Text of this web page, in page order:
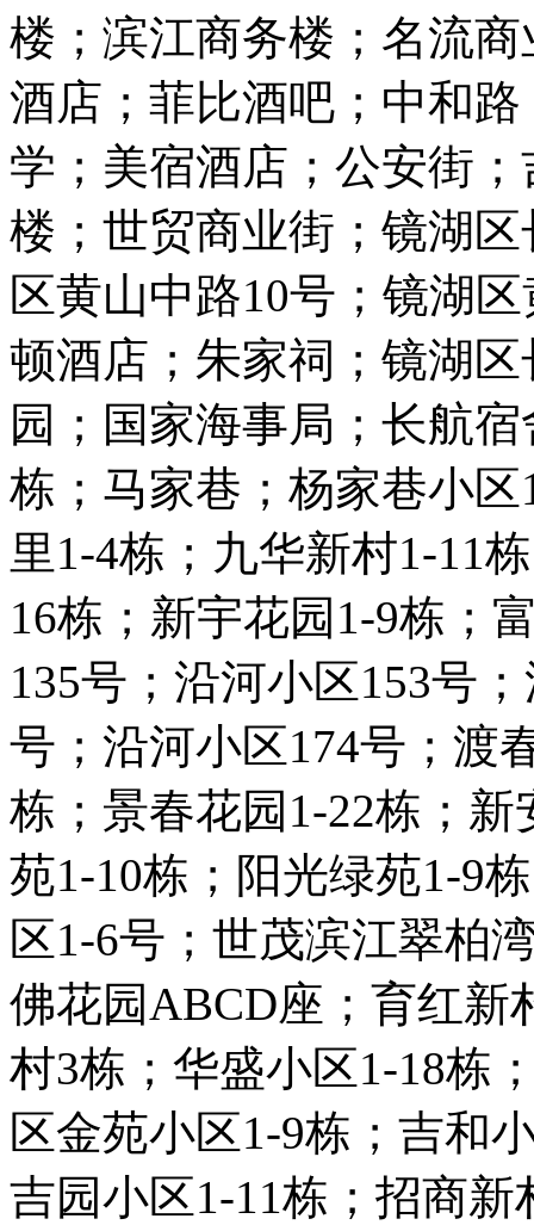
楼；滨江商务楼；名流
酒店；菲比酒吧；中和
学；美宿酒店；公安街
楼；世贸商业街；镜湖
区黄山中路10号；镜湖
顿酒店；朱家祠；镜湖
园；国家海事局；长航
栋；马家巷；杨家巷小
里1-4栋；九华新村1-11
16栋；新宇花园1-9栋；
135号；沿河小区153号
号；沿河小区174号；渡
栋；景春花园1-22栋；
苑1-10栋；阳光绿苑1-9
区1-6号；世茂滨江翠柏
佛花园ABCD座；育红新
村3栋；华盛小区1-18栋
区金苑小区1-9栋；吉和
吉园小区1-11栋；招商